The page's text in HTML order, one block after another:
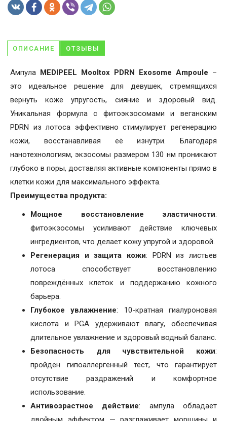
ОПИСАНИЕ ОТЗЫВЫ
Ампула MEDIPEEL Mooltox PDRN Exosome Ampoule –
это идеальное решение для девушек, стремящихся
вернуть коже упругость, сияние и здоровый вид.
Уникальная формула с фитоэкзосомами и веганским
PDRN из лотоса эффективно стимулирует регенерацию
кожи, восстанавливая её изнутри. Благодаря
нанотехнологиям, экзосомы размером 130 нм проникают
глубоко в поры, доставляя активные компоненты прямо в
клетки кожи для максимального эффекта.
Преимущества продукта:
Мощное восстановление эластичности:
фитоэкзосомы усиливают действие ключевых
ингредиентов, что делает кожу упругой и здоровой.
Регенерация и защита кожи: PDRN из листьев
лотоса способствует восстановлению
повреждённых клеток и поддержанию кожного
барьера.
Глубокое увлажнение: 10-кратная гиалуроновая
кислота и PGA удерживают влагу, обеспечивая
длительное увлажнение и здоровый водный баланс.
Безопасность для чувствительной кожи:
пройден гипоаллергенный тест, что гарантирует
отсутствие раздражений и комфортное
использование.
Антивозрастное действие: ампула обладает